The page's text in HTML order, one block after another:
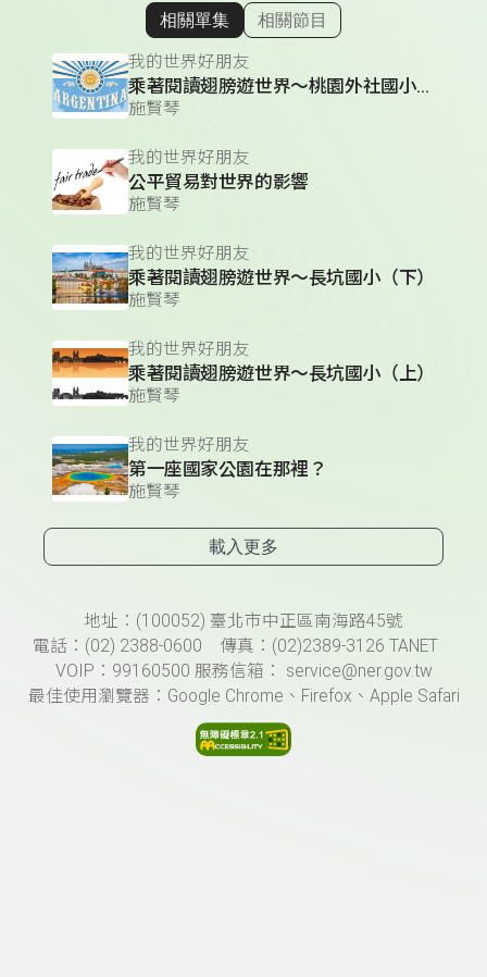
顯示相關單集
相關單集 相關節目
我的世界好朋友
乘著閱讀翅膀遊世界～桃園外社國小（下）
施賢琴
我的世界好朋友
公平貿易對世界的影響
施賢琴
我的世界好朋友
乘著閱讀翅膀遊世界～長坑國小（下）
施賢琴
我的世界好朋友
乘著閱讀翅膀遊世界～長坑國小（上）
施賢琴
我的世界好朋友
第一座國家公園在那裡？
施賢琴
載入更多
頁尾資訊地址：(100052) 臺北市中正區南海路45號
電話：(02) 2388-0600 傳真：(02)2389-3126 TANET
VOIP：99160500 服務信箱： service@ner.gov.tw
最佳使用瀏覽器：Google Chrome、Firefox、Apple Safari